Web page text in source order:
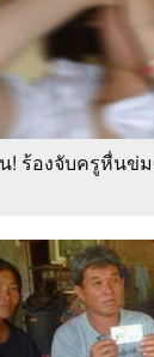
! ร้องจับครูหื่นข่